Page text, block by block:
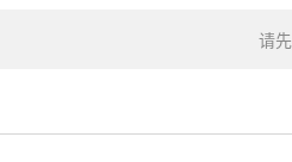
请先